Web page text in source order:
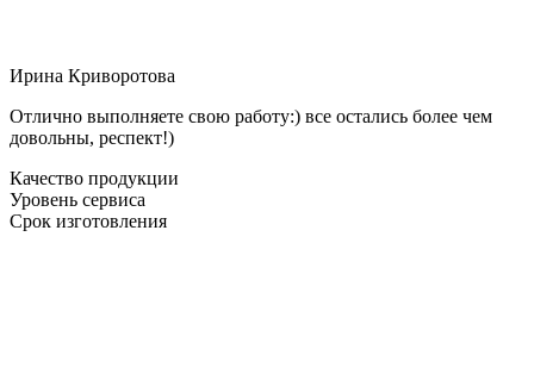
Ирина Криворотова
Отлично выполняете свою работу:) все остались более чем
довольны, респект!)
Качество продукции
Уровень сервиса
Срок изготовления